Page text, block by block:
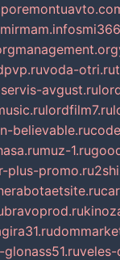
mirmam.info
voda-otri.ru
avgust.ru
lordfilm7.ru
believable.ru
muz-1.ru
plus-promo.ru
bravoprod.ru
glonass51.ruveles-